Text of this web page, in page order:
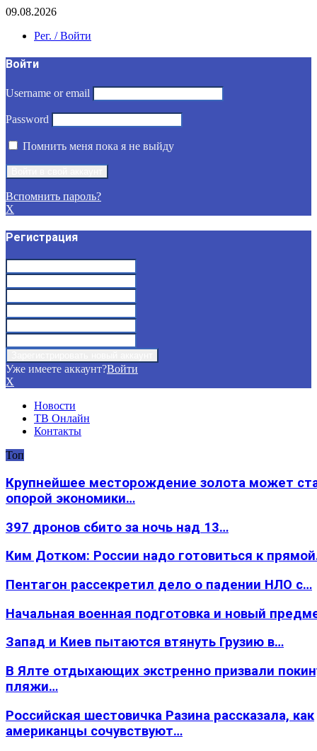
09.08.2026
Рег. / Войти
Войти
Username or email
Password
Помнить меня пока я не выйду
Вспомнить пароль?
X
Регистрация
Уже имеете аккаунт?Войти
X
Новости
ТВ Онлайн
Контакты
Топ
Крупнейшее месторождение золота может
опорой экономики…
397 дронов сбито за ночь над 13…
Ким Дотком: России надо готовиться к
Пентагон рассекретил дело о падении НЛО с…
Начальная военная подготовка и новый
Запад и Киев пытаются втянуть Грузию в…
В Ялте отдыхающих экстренно призвали
пляжи…
Российская шестовичка Разина рассказала, как
американцы сочувствуют…